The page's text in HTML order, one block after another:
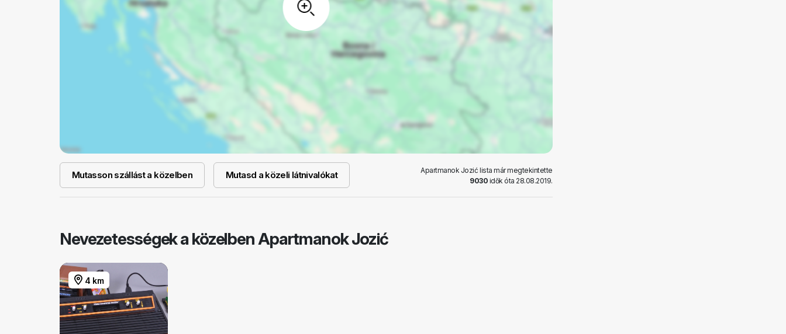
Mutasson szállást a közelben Mutasd a közeli látnivalókat
Apartmanok Jozić lista már megtekintette
9030 idők óta 28.08.2019.
Nevezetességek a közelben Apartmanok Jozić
4 km